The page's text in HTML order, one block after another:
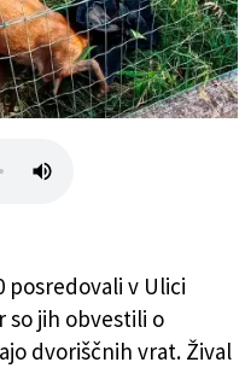
posredovali v Ulici
so jih obvestili o
dvoriščnih vrat. Žival